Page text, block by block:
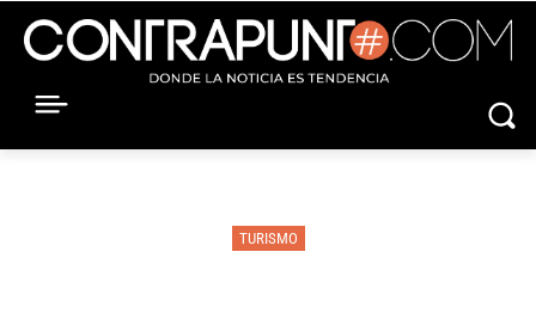
TURISMO